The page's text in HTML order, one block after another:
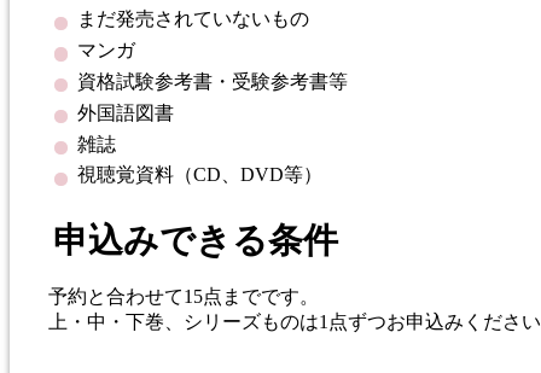
まだ発売されていないもの
マンガ
資格試験参考書・受験参考書等
外国語図書
雑誌
視聴覚資料（CD、DVD等）
申込みできる条件
予約と合わせて15点までです。
上・中・下巻、シリーズものは1点ずつお申込みください